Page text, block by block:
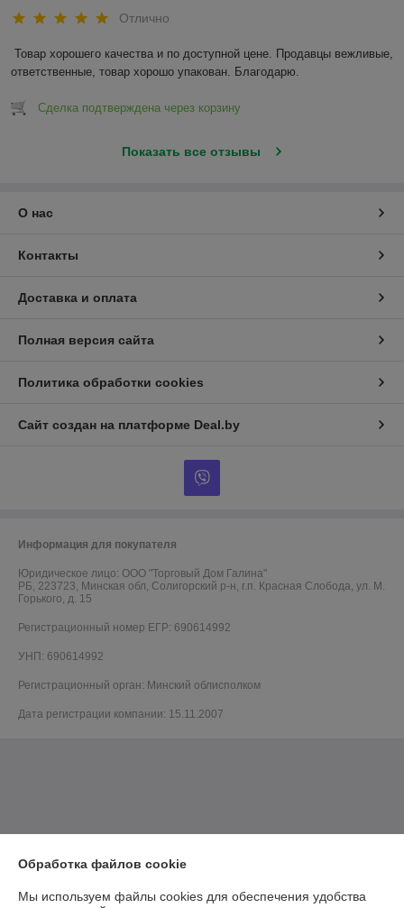
Отлично
Товар хорошего качества и по доступной цене. Продавцы вежливые,
ответственные, товар хорошо упакован. Благодарю.
Сделка подтверждена через корзину
Показать все отзывы
О нас
Контакты
Доставка и оплата
Полная версия сайта
Политика обработки cookies
Сайт создан на платформе Deal.by
Информация для покупателя
Юридическое лицо: ООО "Торговый Дом Галина"
РБ, 223723, Минская обл, Солигорский р-н, г.п. Красная Слобода, ул. М.
Горького, д. 15
Регистрационный номер ЕГР: 690614992
УНП: 690614992
Регистрационный орган: Минский облисполком
Дата регистрации компании: 15.11.2007
Обработка файлов cookie
Мы используем файлы cookies для обеспечения удобства